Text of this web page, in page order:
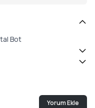
Bot
Yorum Ekle